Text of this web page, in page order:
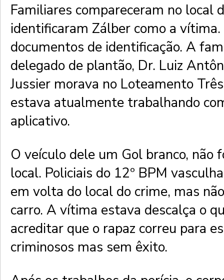
Familiares compareceram no local
identificaram Zálber como a
documentos de identificação. A
delegado de plantão, Dr. Luiz
Jussier morava no Loteamento
estava atualmente trabalhando
aplicativo.
O veículo dele um Gol branco, não
local. Policiais do 12º BPM
em volta do local do crime, mas
carro. A vítima estava descalça o
acreditar que o rapaz correu para
criminosos mas sem êxito.